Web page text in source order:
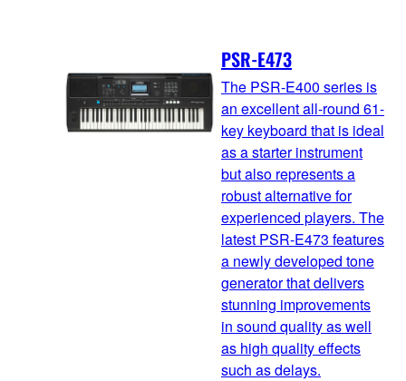
PSR-E473
The PSR-E400 series is
an excellent all-round 61-
key keyboard that is ideal
as a starter instrument
but also represents a
robust alternative for
experienced players. The
latest PSR-E473 features
a newly developed tone
generator that delivers
stunning improvements
in sound quality as well
as high quality effects
such as delays.